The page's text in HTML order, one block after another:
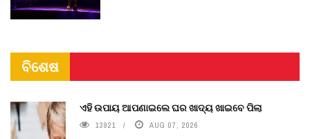
ବିଶେଷ
ଏହି ଉପାୟ ଆପଣାଇଲେ ଘର ଖାଦ୍ୟ ଖାଇବେ ପିଲା
13921 AUG 07, 2026